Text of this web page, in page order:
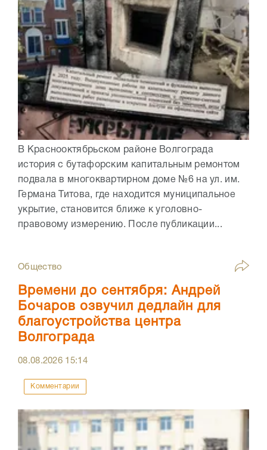
В Краснооктябрьском районе Волгограда
история с бутафорским капитальным ремонтом
подвала в многоквартирном доме №6 на ул. им.
Германа Титова, где находится муниципальное
укрытие, становится ближе к уголовно-
правовому измерению. После публикации...
Общество
Времени до сентября: Андрей
Бочаров озвучил дедлайн для
благоустройства центра
Волгограда
08.08.2026 15:14
Комментарии